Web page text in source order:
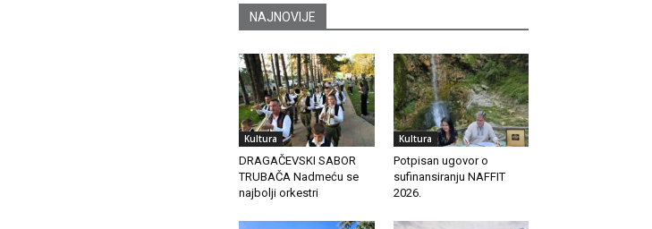
NAJNOVIJE
Kultura
DRAGAČEVSKI SABOR
TRUBAČA Nadmeću se
najbolji orkestri
Kultura
Potpisan ugovor o
sufinansiranju NAFFIT
2026.